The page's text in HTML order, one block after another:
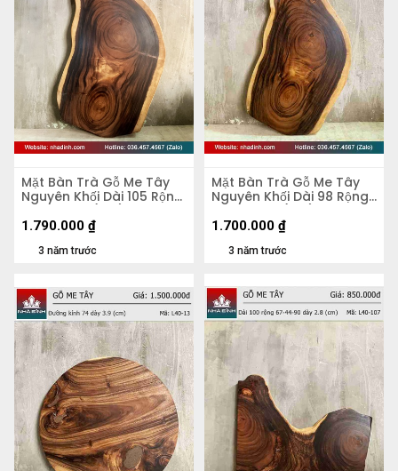
Mặt Bàn Trà Gỗ Me Tây
Nguyên Khối Dài 105 Rộng
58 Dày 5,2 (cm)
3 năm trước
1.790.000 ₫
Mặt Bàn Trà Gỗ Me Tây
Nguyên Khối Dài 98 Rộng
58 Dày 5,3 (cm)
3 năm trước
1.700.000 ₫